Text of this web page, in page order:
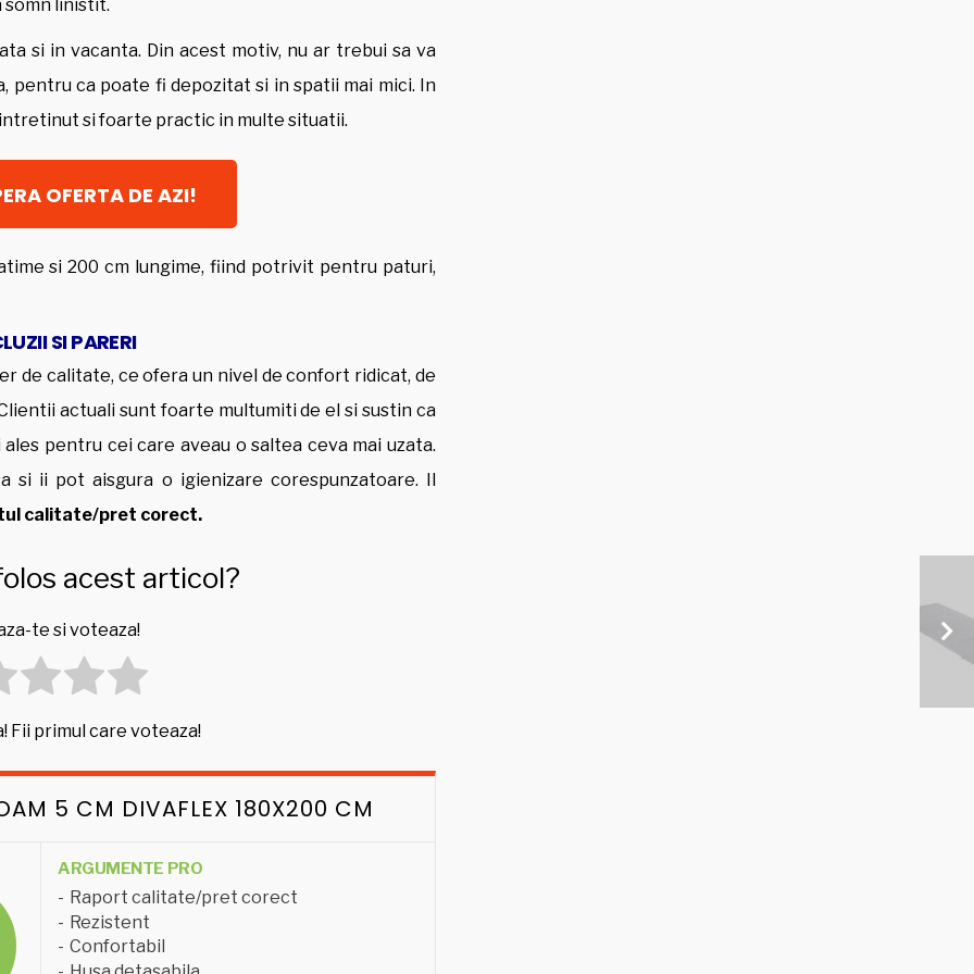
somn linistit.
si in vacanta. Din acest motiv, nu ar trebui sa va
pentru ca poate fi depozitat si in spatii mai mici. In
si foarte practic in multe situatii.
OFERTA DE AZI!
si 200 cm lungime, fiind potrivit pentru paturi,
SI PARERI
de calitate, ce ofera un nivel de confort ridicat, de
actuali sunt foarte multumiti de el si sustin ca
pentru cei care aveau o saltea ceva mai uzata.
si ii pot aisgura o igienizare corespunzatoare. Il
calitate/pret corect.
acest articol?
te si voteaza!
Fii primul care voteaza!
5 CM DIVAFLEX 180X200 CM
ARGUMENTE PRO
Raport calitate/pret corect
Rezistent
Confortabil